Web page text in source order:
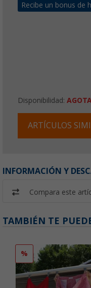
Recibe un bonus de
Disponibilidad:
ARTÍCULOS
INFORMACIÓN Y
Compara este
TAMBIÉN TE
%